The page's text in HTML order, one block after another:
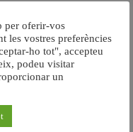
per oferir-vos
les vostres preferències
ho tot", accepteu
podeu visitar
un